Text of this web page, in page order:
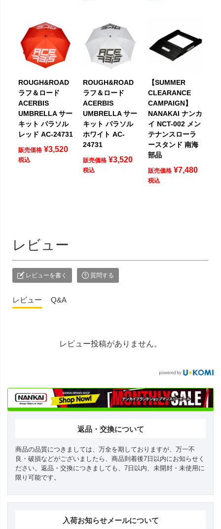
ROUGH&ROAD
ラフ＆ロード
ACERBIS
UMBRELLA サー
キット パラソル
レッド AC-24731
販売価格 ¥3,520
税込
ROUGH&ROAD
ラフ＆ロード
ACERBIS
UMBRELLA サー
キット パラソル
ホワイト AC-
24731
販売価格 ¥3,520
税込
【SUMMER
CLEARANCE
CAMPAIGN】
NANAKAI ナンカ
イ NCT-002 メン
テナンスローラ
ースタンド 南海
部品
販売価格 ¥7,480
税込
レビュー
レビューを書く 質問する
レビュー Q&A
レビュー投稿がありません。
返品・交換について
商品の品質につきましては、万全を期しておりますが、万一不
良・破損などがございましたら、商品到着後7日以内にお知らせく
ださい。返品・交換につきましても、7日以内、未開封・未使用に
限り可能です。
入荷お知らせメールについて